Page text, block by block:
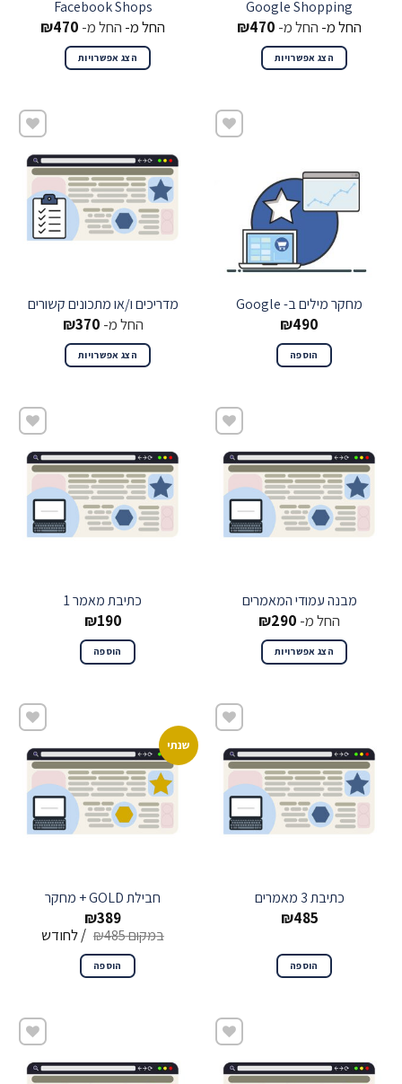
Google Shopping
החל מ- החל מ- ₪470
הצג אפשרויות
Facebook Shops
החל מ- החל מ- ₪470
הצג אפשרויות
מחקר מילים ב- Google
₪490
הוספה
שמור
מדריכים ו/או מתכונים קשורים
החל מ- ₪370
הצג אפשרויות
שמור
מבנה עמודי המאמרים
החל מ- ₪290
הצג אפשרויות
שמור
כתיבת מאמר 1
₪190
הוספה
שמור
כתיבת 3 מאמרים
₪485
הוספה
שנתי
שמור
חבילת GOLD + מחקר
₪389
₪485 / לחודש
הוספה
שמור שמור